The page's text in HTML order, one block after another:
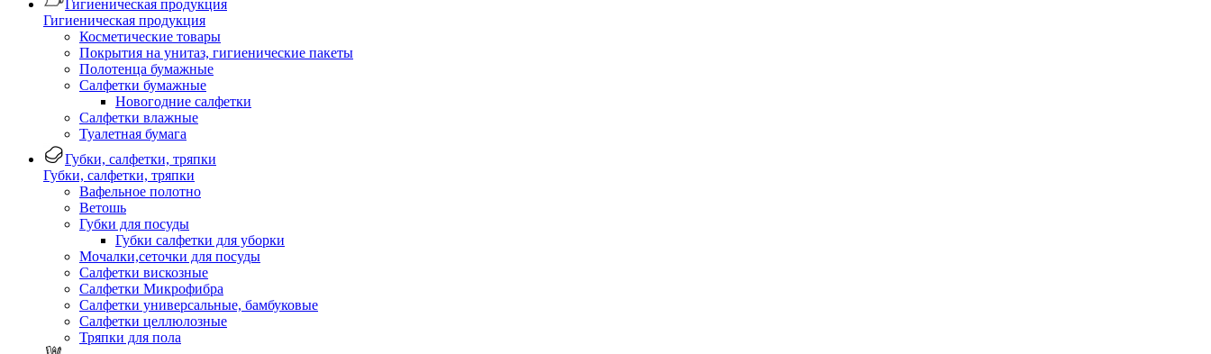
Гигиеническая продукция
Гигиеническая продукция
Косметические товары
Покрытия на унитаз, гигиенические пакеты
Полотенца бумажные
Салфетки бумажные
Новогодние салфетки
Салфетки влажные
Туалетная бумага
Губки, салфетки, тряпки
Губки, салфетки, тряпки
Вафельное полотно
Ветошь
Губки для посуды
Губки салфетки для уборки
Мочалки,сеточки для посуды
Салфетки вискозные
Салфетки Микрофибра
Салфетки универсальные, бамбуковые
Салфетки целлюлозные
Тряпки для пола